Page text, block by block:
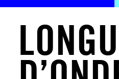
LONGU